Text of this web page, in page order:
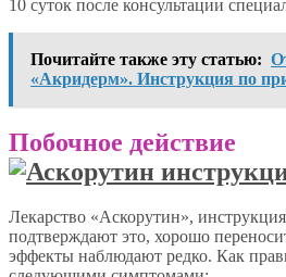
10 суток после консультации
Почитайте также эту статью:
«Акридерм». Инструкция по
Побочное действие
Лекарство «Аскорутин»,
подтверждают это, хорошо
эффекты наблюдают редко. Как